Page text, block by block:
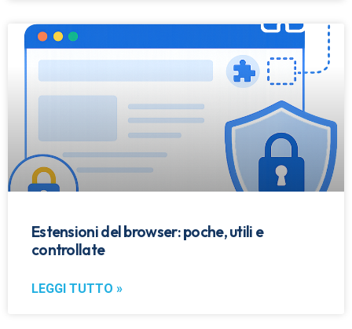
Estensioni del browser: poche, utili e
controllate
LEGGI TUTTO »